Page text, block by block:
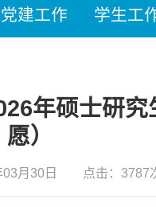
党建工作 学生工
年硕士研
愿）
03月30日 点击： 3787